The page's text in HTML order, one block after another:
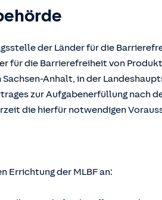
der Länder für die
für die Barrierefreiheit von
Anhalt, in der
zur Aufgabenerfüllung nach
die hierfür notwendigen
Errichtung der MLBF an: